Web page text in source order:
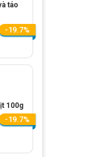
táo
-19.7%
100g
-19.7%